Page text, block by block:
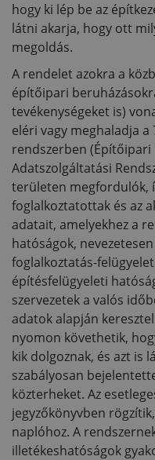
hogy ki lép be az
látni akarja, hogy ott
megoldás.
A rendelet azokra a
építőipari
tevékenységeket is)
eléri vagy meghaladja
rendszerben
Adatszolgáltatási
területen megfordulók,
foglalkoztatottak és az
adatait, amelyekhez a
hatóságok,
foglalkoztatás-
építésfelügyeleti
szervezetek a valós
adatok alapján
nyomon követhetik,
kik dolgoznak, és azt is
szabályosan
közterheket. Az
jegyzőkönyvben
naplóhoz. A
illetékeshatóságok